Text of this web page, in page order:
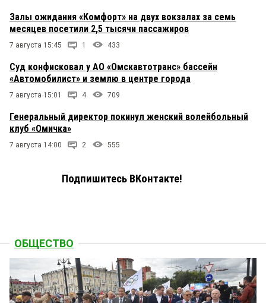
Залы ожидания «Комфорт» на двух вокзалах за семь
месяцев посетили 2,5 тысячи пассажиров
7 августа 15:45 1 433
Суд конфисковал у АО «Омскавтотранс» бассейн
«Автомобилист» и землю в центре города
7 августа 15:01 4 709
Генеральный директор покинул женский волейбольный
клуб «Омичка»
7 августа 14:00 2 555
Подпишитесь ВКонтакте!
ОБЩЕСТВО